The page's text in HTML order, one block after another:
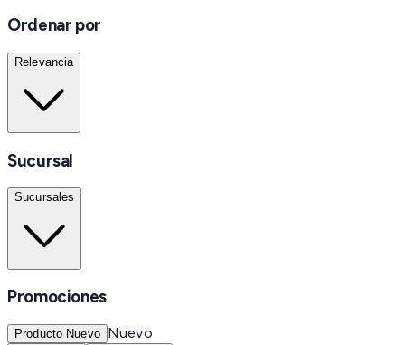
Ordenar por
Relevancia
Sucursal
Sucursales
Promociones
Producto Nuevo Nuevo